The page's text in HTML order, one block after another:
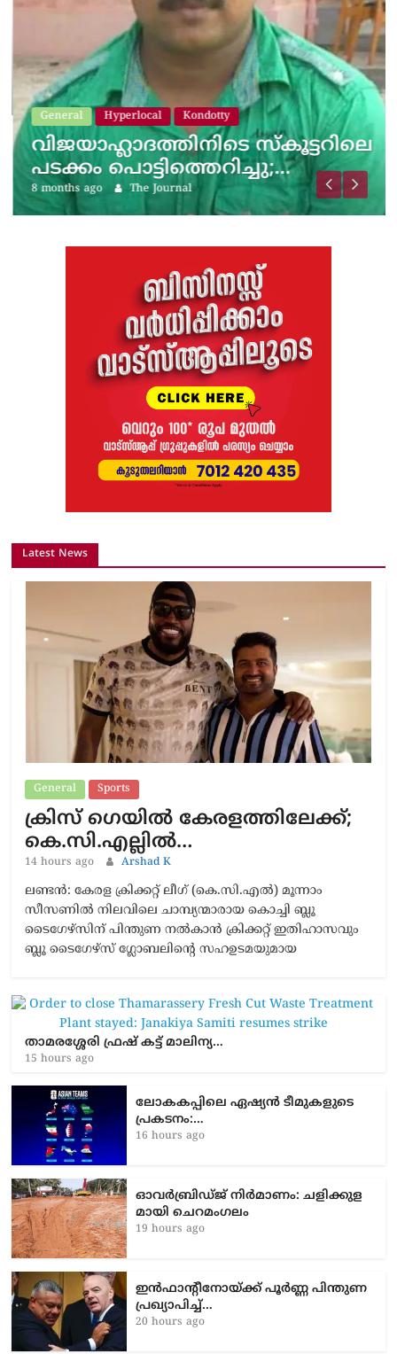
General Hyperlocal Kondotty
വിജയാഹ്ലാദത്തിനിടെ സ്കൂട്ടറിലെ
പടക്കം പൊട്ടിത്തെറിച്ചു;…
8 months ago The Journal
Latest News
General Sports
ക്രിസ് ഗെയിൽ കേരളത്തിലേക്ക്;
കെ.സി.എല്ലിൽ…
14 hours ago Arshad K
ലണ്ടൻ: കേരള ക്രിക്കറ്റ് ലീഗ് (കെ.സി.എൽ) മൂന്നാം
സീസണിൽ നിലവിലെ ചാമ്പ്യന്മാരായ കൊച്ചി ബ്ലൂ
ടൈഗേഴ്സിന് പിന്തുണ നൽകാൻ ക്രിക്കറ്റ് ഇതിഹാസവും
ബ്ലൂ ടൈഗേഴ്സ് ഗ്ലോബലിന്റെ സഹഉടമയുമായ
താമരശ്ശേരി ഫ്രഷ് കട്ട് മാലിന്യ…
15 hours ago
ലോകകപ്പിലെ ഏഷ്യന്‍ ടീമുകളുടെ
പ്രകടനം:…
16 hours ago
ഓവർബ്രിഡ്ജ് നിർമാണം: ച​ളി​ക്കു​ള​
മാ​യി ചെ​റ​മം​ഗ​ലം
19 hours ago
ഇൻഫാന്റീനോയ്ക്ക് പൂർണ്ണ പിന്തുണ
പ്രഖ്യാപിച്ച്…
20 hours ago